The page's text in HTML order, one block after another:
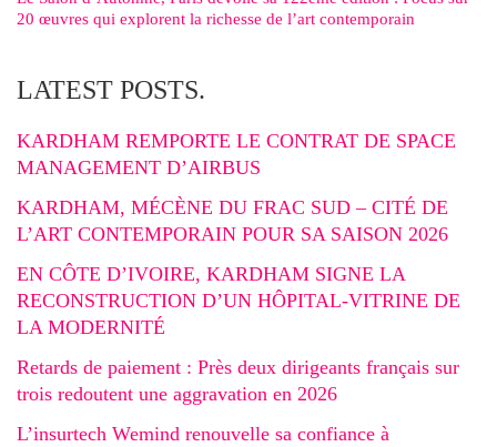
20 œuvres qui explorent la richesse de l’art contemporain
LATEST POSTS.
KARDHAM REMPORTE LE CONTRAT DE SPACE
MANAGEMENT D’AIRBUS
KARDHAM, MÉCÈNE DU FRAC SUD – CITÉ DE
L’ART CONTEMPORAIN POUR SA SAISON 2026
EN CÔTE D’IVOIRE, KARDHAM SIGNE LA
RECONSTRUCTION D’UN HÔPITAL-VITRINE DE
LA MODERNITÉ
Retards de paiement : Près deux dirigeants français sur
trois redoutent une aggravation en 2026
L’insurtech Wemind renouvelle sa confiance à